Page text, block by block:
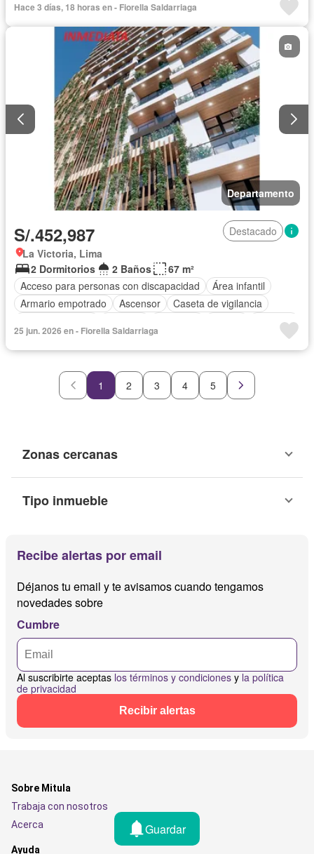
Seguridad
Terraza
Caseta de vigilancia
Vista panorámica
Patio
Cocina equipada
Permite mascotas
Permite niños Sin amoblar
Hace 3 días, 18 horas en - Fiorella Saldarriaga
Departamento
S/.452,987
Destacado
La Victoria, Lima
2 Dormitorios
2 Baños
67 m²
Acceso para personas con discapacidad
Área infantil
Armario empotrado
Ascensor
Caseta de vigilancia
Vigilante
Seguridad
Terraza Permite niños
Sin amoblar
25 jun. 2026 en - Fiorella Saldarriaga
1 2 3 4 5
Zonas cercanas
Tipo inmueble
Recibe alertas por email
Déjanos tu email y te avisamos cuando tengamos
novedades sobre
Cumbre
Al suscribirte aceptas los términos y condiciones y la política
de privacidad
Recibir alertas
Guardar
Sobre Mitula
Trabaja con nosotros
Acerca
Ayuda